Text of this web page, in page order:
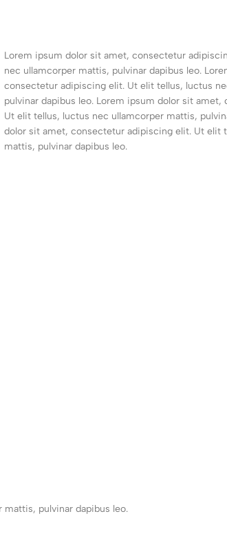
Lorem ipsum dolor sit amet, consectetur
nec ullamcorper mattis, pulvinar dapibus leo.
consectetur adipiscing elit. Ut elit tellus, luctus
pulvinar dapibus leo. Lorem ipsum dolor sit
Ut elit tellus, luctus nec ullamcorper mattis,
dolor sit amet, consectetur adipiscing elit. Ut elit
mattis, pulvinar dapibus leo.
pulvinar dapibus leo.